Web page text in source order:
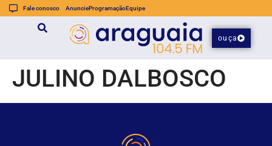
Fale conosco AnuncieProgramaçãoEquipe
ouça
JULINO DALBOSCO